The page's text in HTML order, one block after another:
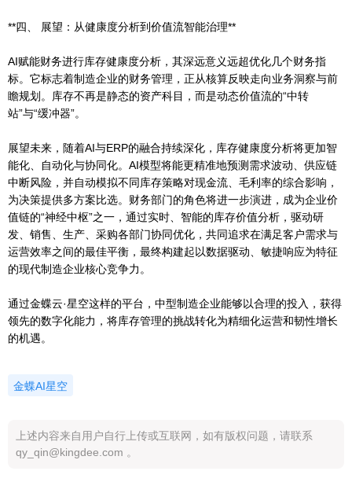
**四、 展望：从健康度分析到价值流智能治理**
AI赋能财务进行库存健康度分析，其深远意义远超优化几个财务指
标。它标志着制造企业的财务管理，正从核算反映走向业务洞察与前
瞻规划。库存不再是静态的资产科目，而是动态价值流的“中转
站”与“缓冲器”。
展望未来，随着AI与ERP的融合持续深化，库存健康度分析将更加智
能化、自动化与协同化。AI模型将能更精准地预测需求波动、供应链
中断风险，并自动模拟不同库存策略对现金流、毛利率的综合影响，
为决策提供多方案比选。财务部门的角色将进一步演进，成为企业价
值链的“神经中枢”之一，通过实时、智能的库存价值分析，驱动研
发、销售、生产、采购各部门协同优化，共同追求在满足客户需求与
运营效率之间的最佳平衡，最终构建起以数据驱动、敏捷响应为特征
的现代制造企业核心竞争力。
通过金蝶云·星空这样的平台，中型制造企业能够以合理的投入，获得
领先的数字化能力，将库存管理的挑战转化为精细化运营和韧性增长
的机遇。
金蝶AI星空
上述内容来自用户自行上传或互联网，如有版权问题，请联系
qy_qin@kingdee.com 。